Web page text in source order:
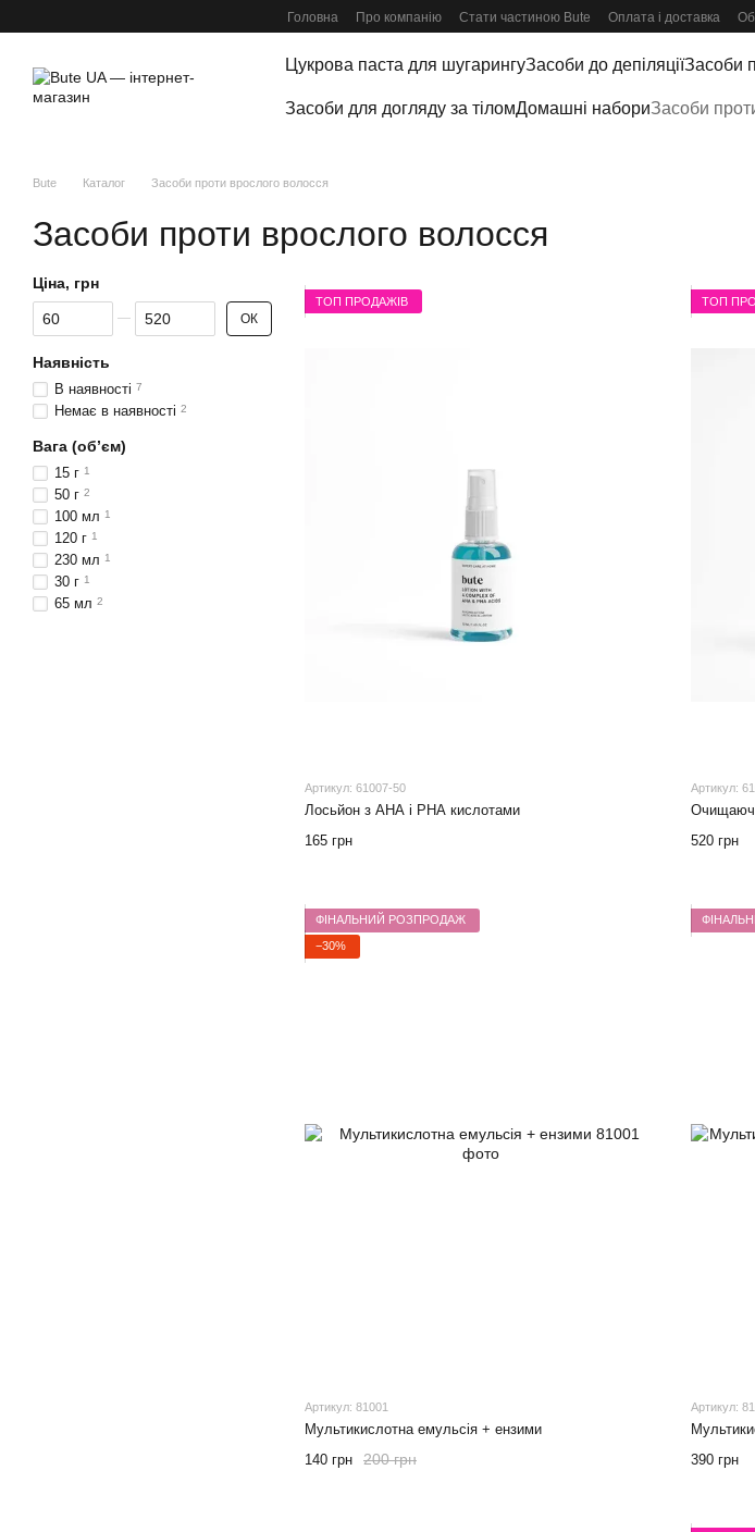
Головна Про компанію Стати частиною Bute Оплата і доставка
Цукрова паста для шугарингуЗасоби до депіляціїЗасоби
Засоби для догляду за тіломДомашні набориЗасоби
Bute Каталог Засоби проти врослого волосся
Засоби проти врослого волосся
ТОП ПРОДАЖІВ
Артикул: 61007-50
Лосьйон з АНА і РНА кислотами
165 грн
ТОП
Артикул:
520 грн
ФІНАЛЬНИЙ РОЗПРОДАЖ
−30%
Артикул: 81001
Мультикислотна емульсія + ензими
200 грн
140 грн
Артикул:
390 грн
Ціна, грн
Від Ціна, грн
До Ціна, грн ОК
Наявність
В наявності 7
Немає в наявності 2
Вага (об’єм)
15 г 1
50 г 2
100 мл 1
120 г 1
230 мл 1
30 г 1
65 мл 2